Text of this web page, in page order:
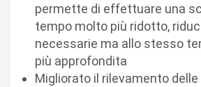
permette di effettuare una
tempo molto più ridotto,
necessarie ma allo stesso
più approfondita
Migliorato il rilevamento